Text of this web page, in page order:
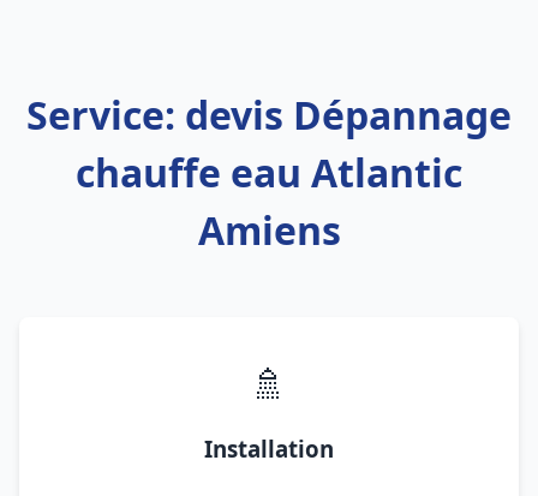
Service: devis Dépannage
chauffe eau Atlantic
Amiens
🚿
Installation